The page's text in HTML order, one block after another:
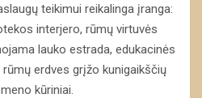
teikimui reikalinga įranga:
interjero, rūmų virtuvės
lauko estrada, edukacinės
erdves grįžo kunigaikščių
kūriniai.